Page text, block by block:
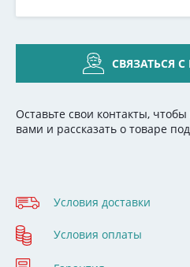
СВЯЗАТЬСЯ
Оставьте свои контакты,
вами и рассказать о товаре
Условия доставки
Условия оплаты